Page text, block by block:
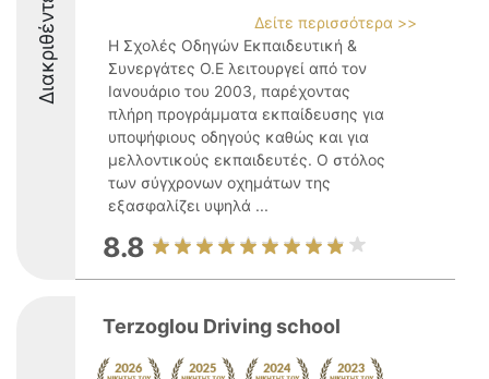
Διακριθέντες
Δείτε περισσότερα >>
Η Σχολές Οδηγών Εκπαιδευτική &
Συνεργάτες Ο.Ε λειτουργεί από τον
Ιανουάριο του 2003, παρέχοντας
πλήρη προγράμματα εκπαίδευσης για
υποψήφιους οδηγούς καθώς και για
μελλοντικούς εκπαιδευτές. Ο στόλος
των σύγχρονων οχημάτων της
εξασφαλίζει υψηλά ...
8.8
Terzoglou Driving school